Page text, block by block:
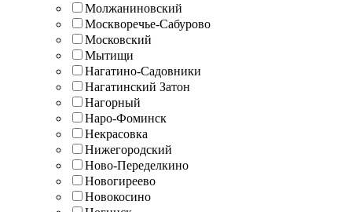
Молжаниновский
Москворечье-Сабурово
Московский
Мытищи
Нагатино-Садовники
Нагатинский Затон
Нагорный
Наро-Фоминск
Некрасовка
Нижегородский
Ново-Переделкино
Новогиреево
Новокосино